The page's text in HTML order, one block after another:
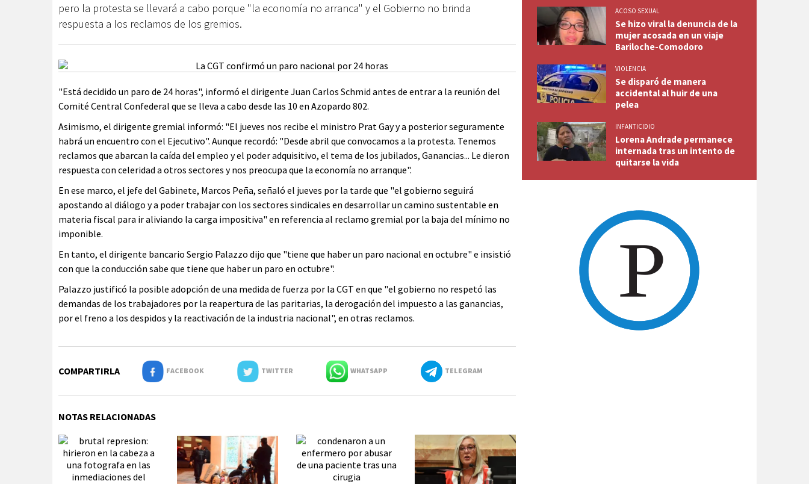
pero la protesta se llevará a cabo porque "la economía no arranca" y el Gobierno no brinda
respuesta a los reclamos de los gremios.
"Está decidido un paro de 24 horas", informó el dirigente Juan Carlos Schmid antes de entrar a la reunión del
Comité Central Confederal que se lleva a cabo desde las 10 en Azopardo 802.
Asimismo, el dirigente gremial informó: "El jueves nos recibe el ministro Prat Gay y a posterior seguramente
habrá un encuentro con el Ejecutivo". Aunque recordó: "Desde abril que convocamos a la protesta. Tenemos
reclamos que abarcan la caída del empleo y el poder adquisitivo, el tema de los jubilados, Ganancias... Le dieron
respuesta con celeridad a otros sectores y nos preocupa que la economía no arranque".
En ese marco, el jefe del Gabinete, Marcos Peña, señaló el jueves por la tarde que "el gobierno seguirá
apostando al diálogo y a poder trabajar con los sectores sindicales en desarrollar un camino sustentable en
materia fiscal para ir aliviando la carga impositiva" en referencia al reclamo gremial por la baja del mínimo no
imponible.
En tanto, el dirigente bancario Sergio Palazzo dijo que "tiene que haber un paro nacional en octubre" e insistió
con que la conducción sabe que tiene que haber un paro en octubre".
Palazzo justificó la posible adopción de una medida de fuerza por la CGT en que "el gobierno no respetó las
demandas de los trabajadores por la reapertura de las paritarias, la derogación del impuesto a las ganancias,
por el freno a los despidos y la reactivación de la industria nacional", en otras reclamos.
COMPARTIRLA FACEBOOK TWITTER WHATSAPP TELEGRAM
NOTAS RELACIONADAS
ACOSO SEXUAL
Se hizo viral la denuncia de la
mujer acosada en un viaje
Bariloche-Comodoro
VIOLENCIA
Se disparó de manera
accidental al huir de una
pelea
INFANTICIDIO
Lorena Andrade permanece
internada tras un intento de
quitarse la vida